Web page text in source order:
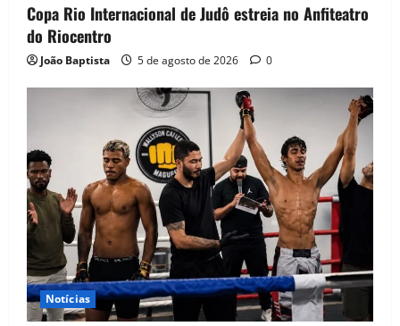
Copa Rio Internacional de Judô estreia no Anfiteatro
do Riocentro
João Baptista 5 de agosto de 2026 0
Notícias